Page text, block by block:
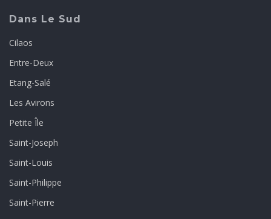
Dans Le Sud
Cilaos
Entre-Deux
Etang-Salé
Les Avirons
Petite Île
Saint-Joseph
Saint-Louis
Saint-Philippe
Saint-Pierre